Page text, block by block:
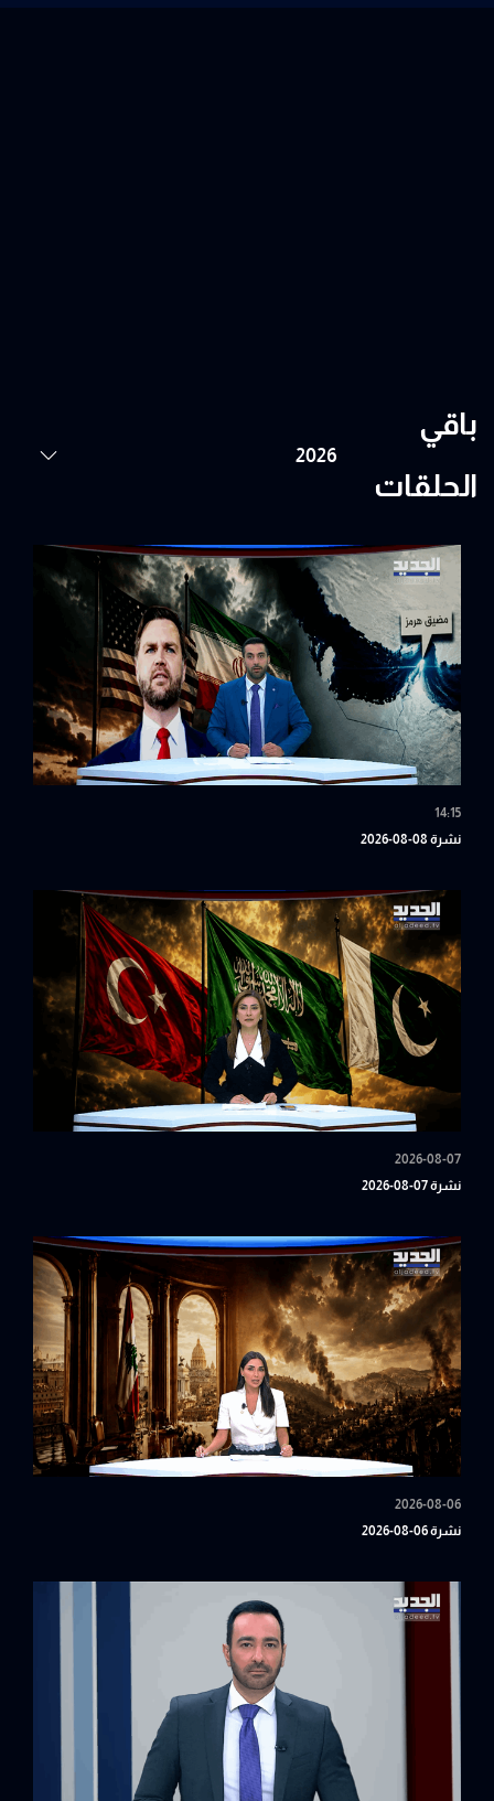
باقي
الحلقات
14:15
نشرة 08-08-2026
2026-08-07
نشرة 07-08-2026
2026-08-06
نشرة 06-08-2026